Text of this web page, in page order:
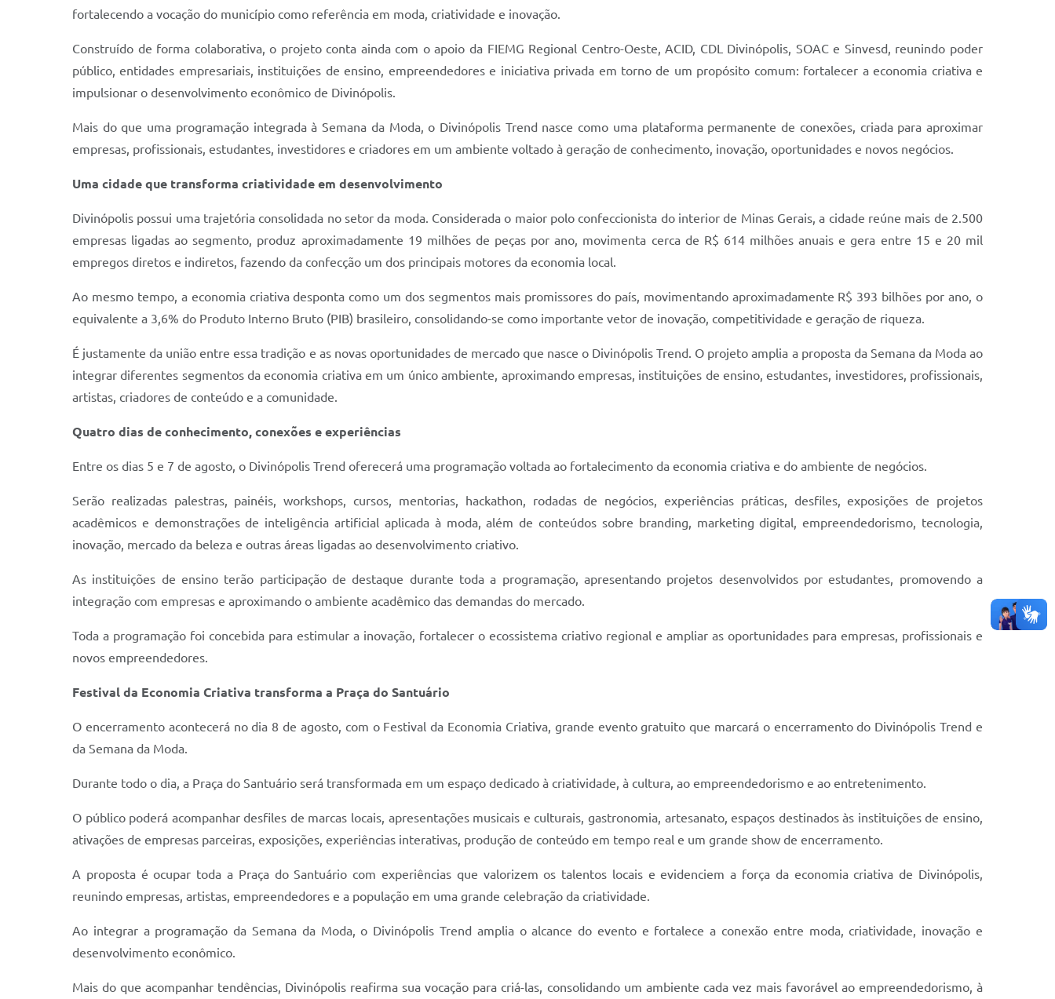
fortalecendo a vocação do município como referência em moda, criatividade e inovação.
Construído de forma colaborativa, o projeto conta ainda com o apoio da FIEMG Regional Centro-Oeste, ACID, CDL Divinópolis, SOAC e Sinvesd, reunindo poder
público, entidades empresariais, instituições de ensino, empreendedores e iniciativa privada em torno de um propósito comum: fortalecer a economia criativa e
impulsionar o desenvolvimento econômico de Divinópolis.
Mais do que uma programação integrada à Semana da Moda, o Divinópolis Trend nasce como uma plataforma permanente de conexões, criada para aproximar
empresas, profissionais, estudantes, investidores e criadores em um ambiente voltado à geração de conhecimento, inovação, oportunidades e novos negócios.
Uma cidade que transforma criatividade em desenvolvimento
Divinópolis possui uma trajetória consolidada no setor da moda. Considerada o maior polo confeccionista do interior de Minas Gerais, a cidade reúne mais de 2.500
empresas ligadas ao segmento, produz aproximadamente 19 milhões de peças por ano, movimenta cerca de R$ 614 milhões anuais e gera entre 15 e 20 mil
empregos diretos e indiretos, fazendo da confecção um dos principais motores da economia local.
Ao mesmo tempo, a economia criativa desponta como um dos segmentos mais promissores do país, movimentando aproximadamente R$ 393 bilhões por ano, o
equivalente a 3,6% do Produto Interno Bruto (PIB) brasileiro, consolidando-se como importante vetor de inovação, competitividade e geração de riqueza.
É justamente da união entre essa tradição e as novas oportunidades de mercado que nasce o Divinópolis Trend. O projeto amplia a proposta da Semana da Moda ao
integrar diferentes segmentos da economia criativa em um único ambiente, aproximando empresas, instituições de ensino, estudantes, investidores, profissionais,
artistas, criadores de conteúdo e a comunidade.
Quatro dias de conhecimento, conexões e experiências
Entre os dias 5 e 7 de agosto, o Divinópolis Trend oferecerá uma programação voltada ao fortalecimento da economia criativa e do ambiente de negócios.
Serão realizadas palestras, painéis, workshops, cursos, mentorias, hackathon, rodadas de negócios, experiências práticas, desfiles, exposições de projetos
acadêmicos e demonstrações de inteligência artificial aplicada à moda, além de conteúdos sobre branding, marketing digital, empreendedorismo, tecnologia,
inovação, mercado da beleza e outras áreas ligadas ao desenvolvimento criativo.
As instituições de ensino terão participação de destaque durante toda a programação, apresentando projetos desenvolvidos por estudantes, promovendo a
integração com empresas e aproximando o ambiente acadêmico das demandas do mercado.
Toda a programação foi concebida para estimular a inovação, fortalecer o ecossistema criativo regional e ampliar as oportunidades para empresas, profissionais e
novos empreendedores.
Festival da Economia Criativa transforma a Praça do Santuário
O encerramento acontecerá no dia 8 de agosto, com o Festival da Economia Criativa, grande evento gratuito que marcará o encerramento do Divinópolis Trend e
da Semana da Moda.
Durante todo o dia, a Praça do Santuário será transformada em um espaço dedicado à criatividade, à cultura, ao empreendedorismo e ao entretenimento.
O público poderá acompanhar desfiles de marcas locais, apresentações musicais e culturais, gastronomia, artesanato, espaços destinados às instituições de ensino,
ativações de empresas parceiras, exposições, experiências interativas, produção de conteúdo em tempo real e um grande show de encerramento.
A proposta é ocupar toda a Praça do Santuário com experiências que valorizem os talentos locais e evidenciem a força da economia criativa de Divinópolis,
reunindo empresas, artistas, empreendedores e a população em uma grande celebração da criatividade.
Ao integrar a programação da Semana da Moda, o Divinópolis Trend amplia o alcance do evento e fortalece a conexão entre moda, criatividade, inovação e
desenvolvimento econômico.
Mais do que acompanhar tendências, Divinópolis reafirma sua vocação para criá-las, consolidando um ambiente cada vez mais favorável ao empreendedorismo, à